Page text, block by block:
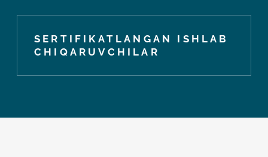
SERTIFIKATLANGAN ISHLAB
CHIQARUVCHILAR